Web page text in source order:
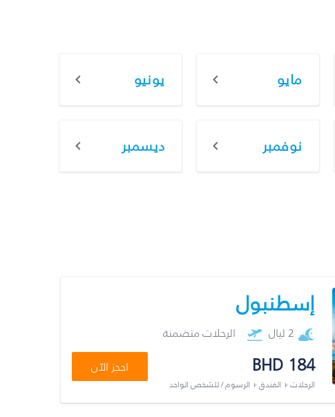
مايو يونيو
نوفمبر ديسمبر
إسطنبول
2 ليال الرحلات متضمنة
BHD 184
الرحلات + الفندق + الرسوم / للشخص الواحد
احجز الآن